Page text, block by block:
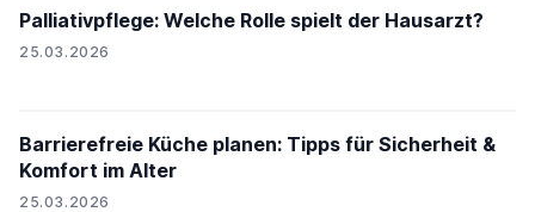
Palliativpflege: Welche Rolle spielt der Hausarzt?
25.03.2026
Barrierefreie Küche planen: Tipps für Sicherheit &
Komfort im Alter
25.03.2026